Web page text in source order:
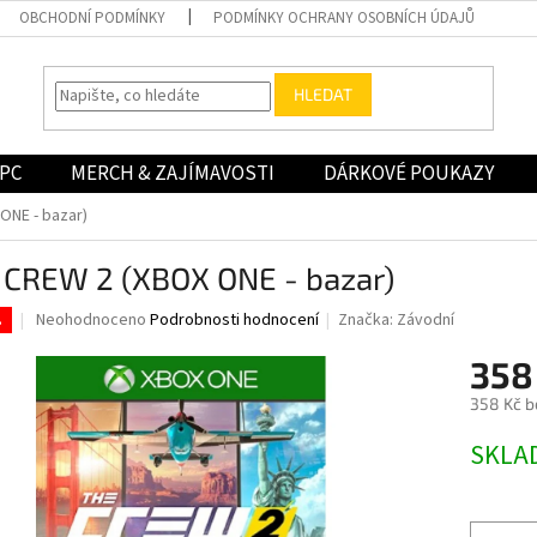
OBCHODNÍ PODMÍNKY PODMÍNKY OCHRANY OSOBNÍCH ÚDAJŮ
HLEDAT
PC MERCH & ZAJÍMAVOSTI DÁRKOVÉ POUKAZY
- bazar)
2 (XBOX ONE - bazar)
Průměrné
produktu
0,0
z
5
hvězdiček.
Neohodnoceno Podrobnosti hodnocení Značka: Závodní
358 Kč
cena: